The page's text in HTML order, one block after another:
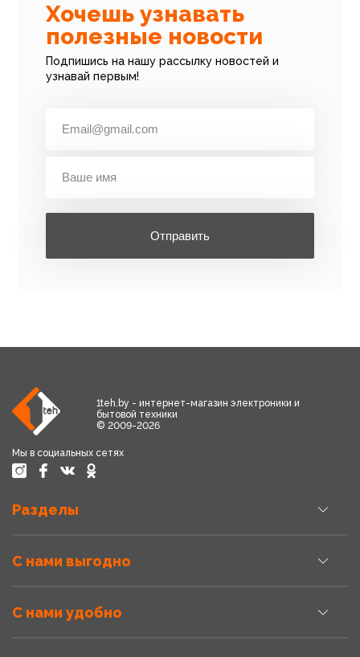
Хочешь узнавать
полезные новости
Подпишись на нашу рассылку новостей и
узнавай первым!
Отправить
1teh.by - интернет-магазин электроники и
бытовой техники
© 2009-2026
Мы в социальных сетях
Разделы
С нами выгодно
С нами удобно